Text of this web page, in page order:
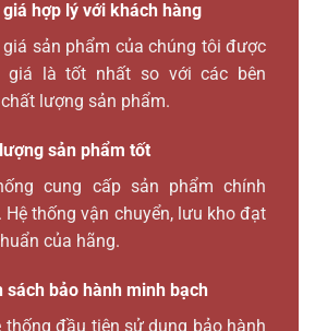
giá hợp lý với khách hàng
giá sản phẩm của chúng tôi được
giá là tốt nhất so với các bên
lượng sản phẩm.
sản phẩm tốt
cung cấp sản phẩm chính
Hệ thống vận chuyển, lưu kho đạt
của hãng.
sách bảo hành minh bạch
thống đầu tiên sử dụng bảo hành